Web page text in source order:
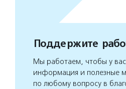
Поддержите
Мы работаем, чтобы у вас
информация и полезные
по любому вопросу в